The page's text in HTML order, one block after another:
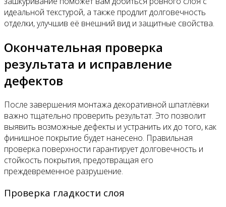
идеальной текстурой, а также продлит долговечность
отделки, улучшив её внешний вид и защитные свойства.
Окончательная проверка
результата и исправление
дефектов
После завершения монтажа декоративной шпатлёвки
важно тщательно проверить результат. Это позволит
выявить возможные дефекты и устранить их до того, как
финишное покрытие будет нанесено. Правильная
проверка поверхности гарантирует долговечность и
стойкость покрытия, предотвращая его
преждевременное разрушение.
Проверка гладкости слоя